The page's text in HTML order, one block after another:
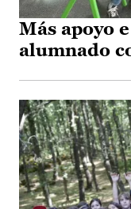
Más apoyo
alumnado